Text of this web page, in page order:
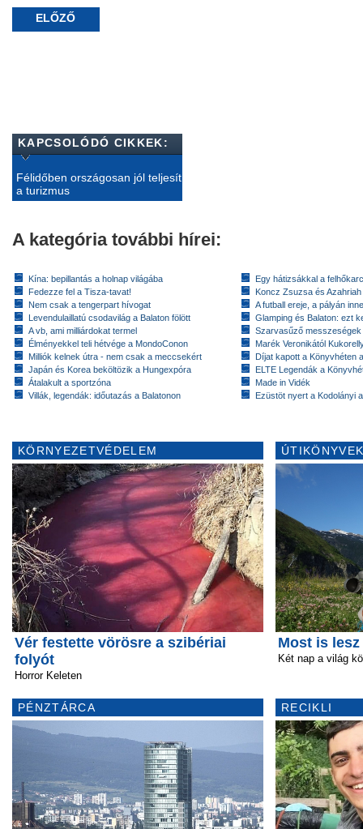
ELŐZŐ
KAPCSOLÓDÓ CIKKEK:
Félidőben országosan jól teljesít
a turizmus
A kategória további hírei:
Kína: bepillantás a holnap világába
Fedezze fel a Tisza-tavat!
Nem csak a tengerpart hívogat
Levendulaillatú csodavilág a Balaton fölött
A vb, ami milliárdokat termel
Élményekkel teli hétvége a MondoConon
Milliók kelnek útra - nem csak a meccsekért
Japán és Korea beköltözik a Hungexpóra
Átalakult a sportzóna
Villák, legendák: időutazás a Balatonon
Egy hátizsákkal a
Koncz Zsuzsa és
A futball ereje, a pályán
Glamping és Balaton: ezt
Szarvasűző messzeségek
Marék Veronikától
Díjat kapott a Könyvhéten
ELTE Legendák a
Made in Vidék
Ezüstöt nyert a Kodolányi
KÖRNYEZETVÉDELEM
Vér festette vörösre a szibériai
folyót
Horror Keleten
PÉNZTÁRCA
Most is
Két nap a világ
RECIKLI